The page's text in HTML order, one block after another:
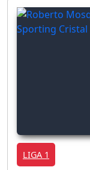
LIGA 1